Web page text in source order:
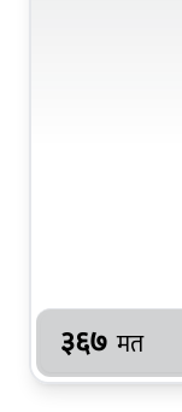
३६७ मत